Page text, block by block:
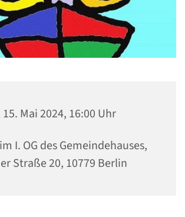
Mai 2024, 16:00 Uhr
I. OG des Gemeindehauses,
Straße 20, 10779 Berlin